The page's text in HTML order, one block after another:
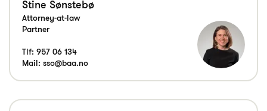
Stine Sønstebø
Attorney-at-law
Tlf: 957 06 134
Mail: sso@baa.no